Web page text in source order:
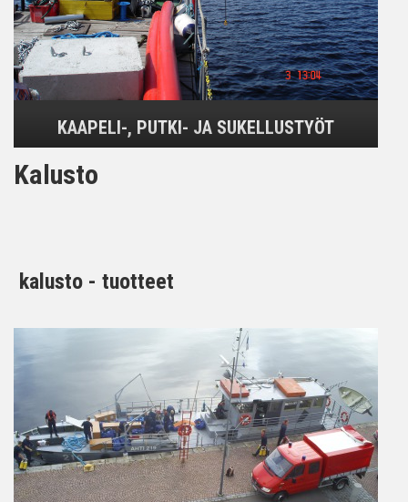
KAAPELI-, PUTKI- JA SUKELLUSTYÖT
Kalusto
kalusto - tuotteet